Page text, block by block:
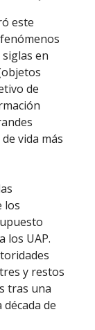
este
en
de
vida más
los
los UAP.
y restos
tras una
de